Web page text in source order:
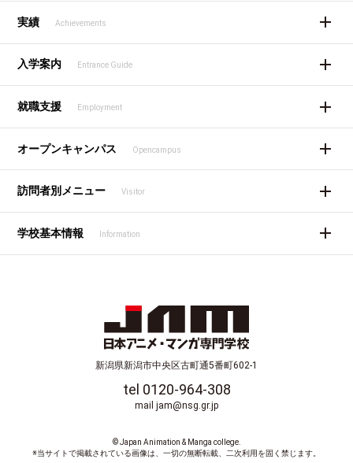
実績 Achievements
入学案内 Entrance Guide
就職支援 Employment
オープンキャンパス Opencampus
訪問者別メニュー Visitor
学校基本情報 Information
新潟県新潟市中央区古町通5番町602-1
tel 0120-964-308
mail jam@nsg.gr.jp
© Japan Animation & Manga college.
※当サイトで掲載されている画像は、一切の無断転載、二次利用を固く禁じます。